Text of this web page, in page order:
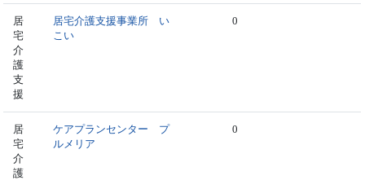
居
宅
介
護
支
援
居宅介護支援事業所 い
こい
0
居
宅
介
護
ケアプランセンター プ
ルメリア
0